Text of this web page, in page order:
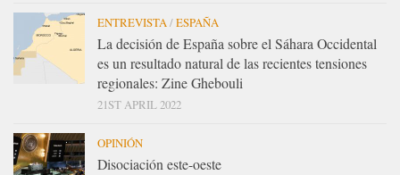
ENTREVISTA/ESPAÑA
La decisión de España sobre el Sáhara Occidental
es un resultado natural de las recientes tensiones
regionales: Zine Ghebouli
21ST APRIL 2022
OPINIÓN
Disociación este-oeste